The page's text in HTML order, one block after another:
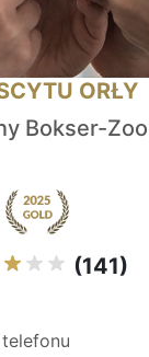
ORŁY
Bokser-
(141)